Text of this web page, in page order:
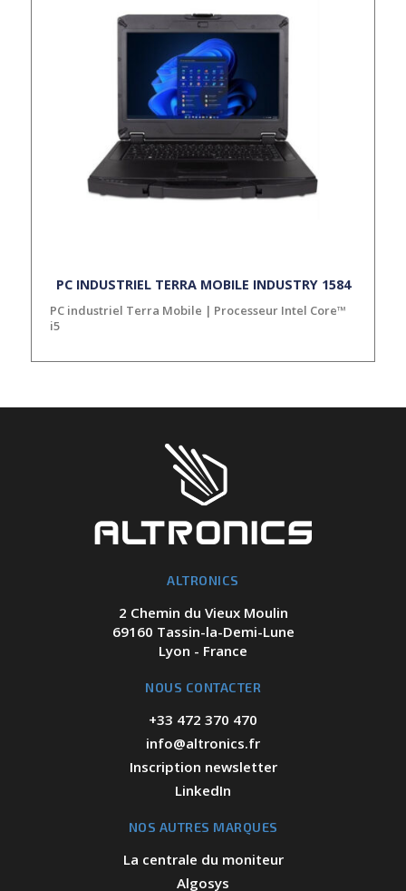
PC INDUSTRIEL TERRA MOBILE INDUSTRY 1584
PC industriel Terra Mobile | Processeur Intel Core™
i5
ALTRONICS
2 Chemin du Vieux Moulin
69160 Tassin-la-Demi-Lune
Lyon - France
NOUS CONTACTER
+33 472 370 470
info@altronics.fr
Inscription newsletter
LinkedIn
NOS AUTRES MARQUES
La centrale du moniteur
Algosys